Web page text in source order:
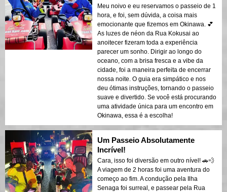
Meu noivo e eu reservamos o passeio de 1
hora, e foi, sem dúvida, a coisa mais
emocionante que fizemos em Okinawa. 💕
As luzes de néon da Rua Kokusai ao
anoitecer fizeram toda a experiência
parecer um sonho. Dirigir ao longo do
oceano, com a brisa fresca e a vibe da
cidade, foi a maneira perfeita de encerrar
nossa noite. O guia era simpático e nos
deu ótimas instruções, tornando o passeio
suave e divertido. Se você está procurando
uma atividade única para um encontro em
Okinawa, essa é a escolha!
Um Passeio Absolutamente
Incrível!
Cara, isso foi diversão em outro nível! 🚗💨
A viagem de 2 horas foi uma aventura do
começo ao fim. A condução pela Ilha
Senaga foi surreal, e passear pela Rua